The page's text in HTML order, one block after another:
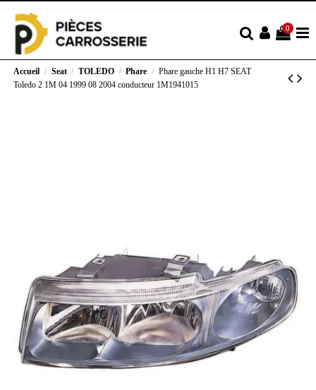
0
Accueil Seat TOLEDO Phare
Phare gauche H1 H7 SEAT
Toledo 2 1M 04 1999 08 2004 conducteur 1M1941015